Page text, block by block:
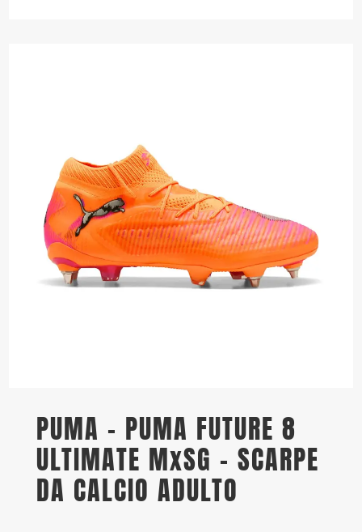
PUMA – PUMA FUTURE 8
ULTIMATE MxSG – SCARPE
DA CALCIO ADULTO